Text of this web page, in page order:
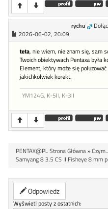
rychu
2026-06-02, 20:09
teta, nie wiem, nie znam się, sam
Twoich obiektywach Pentaxa była
Element, który może się
jakichkolwiek korekt.
YM124G, K-5II, K-3II
PENTAX@PL Strona Główna»
Samyang 8 3.5 CS II Fisheye 8 mm
Odpowiedz
Wyświetl posty z ostatnich: